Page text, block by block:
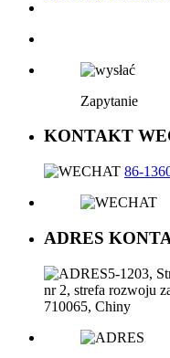
Zapytanie
KONTAKT
86-
ADRES
5-1203,
nr 2, strefa rozwoju
710065, Chiny